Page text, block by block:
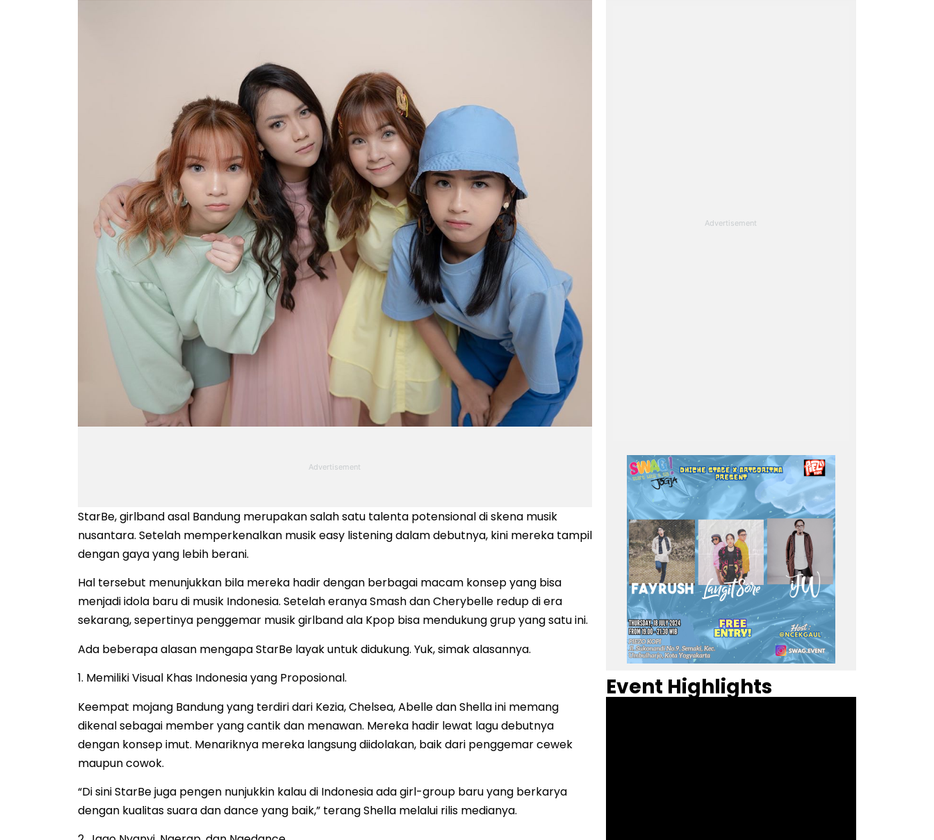
StarBe, girlband asal Bandung merupakan salah satu talenta potensional di skena musik
nusantara. Setelah memperkenalkan musik easy listening dalam debutnya, kini mereka tampil
dengan gaya yang lebih berani.
Hal tersebut menunjukkan bila mereka hadir dengan berbagai macam konsep yang bisa
menjadi idola baru di musik Indonesia. Setelah eranya Smash dan Cherybelle redup di era
sekarang, sepertinya penggemar musik girlband ala Kpop bisa mendukung grup yang satu ini.
Ada beberapa alasan mengapa StarBe layak untuk didukung. Yuk, simak alasannya.
1. Memiliki Visual Khas Indonesia yang Proposional.
Keempat mojang Bandung yang terdiri dari Kezia, Chelsea, Abelle dan Shella ini memang
dikenal sebagai member yang cantik dan menawan. Mereka hadir lewat lagu debutnya
dengan konsep imut. Menariknya mereka langsung diidolakan, baik dari penggemar cewek
maupun cowok.
“Di sini StarBe juga pengen nunjukkin kalau di Indonesia ada girl-group baru yang berkarya
dengan kualitas suara dan dance yang baik,” terang Shella melalui rilis medianya.
Event Highlights